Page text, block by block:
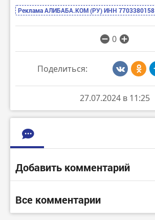
Реклама АЛИБАБА.КОМ (РУ) ИНН 7703380158
0
Поделиться:
27.07.2024 в 11:25
Добавить комментарий
Все комментарии